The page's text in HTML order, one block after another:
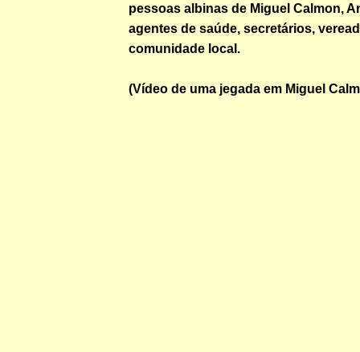
pessoas albinas de Miguel Calmon,
agentes de saúde, secretários,
comunidade local.
(Vídeo de uma jegada em Miguel